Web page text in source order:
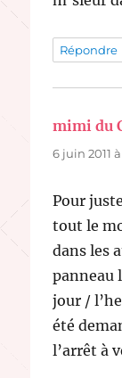
Répondre
mimi du
6 juin 2011
Pour
tout le
dans les
panneau
jour /
été
l’arrêt à